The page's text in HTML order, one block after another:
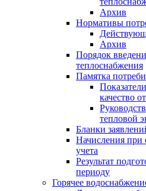
Архив
Нормативы
Архив
Порядок
теплоснабжения
Памятка
качество
тепловой
Бланки
Начисления
учета
Результат
периоду
Горячее